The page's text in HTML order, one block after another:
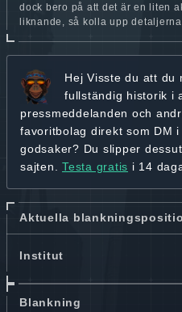
dock bero på att det är en liten
liknande, så kolla upp
Hej Visste du att du
fullständig historik i
pressmeddelanden och
favoritbolag direkt som DM
godsaker? Du slipper
sajten. Testa gratis i 14
Aktuella
Institut
Blankning